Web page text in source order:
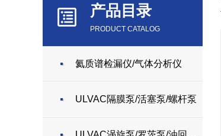
产品目录
PRODUCT CATALOG
氦质谱检漏仪/气体分析仪
ULVAC隔膜泵/活塞泵/螺杆泵